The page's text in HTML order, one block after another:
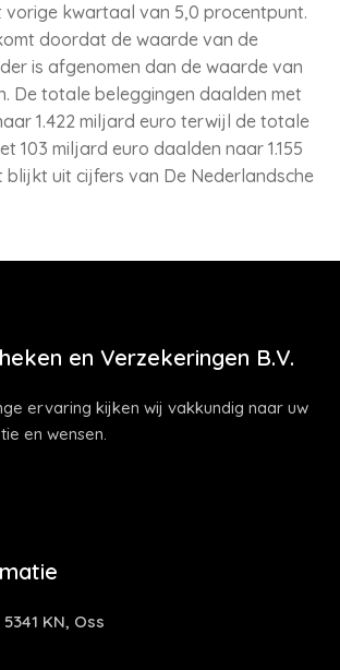
vorige kwartaal van 5,0 procentpunt.
doordat de waarde van de
is afgenomen dan de waarde van
De totale beleggingen daalden met
1.422 miljard euro terwijl de totale
103 miljard euro daalden naar 1.155
blijkt uit cijfers van De Nederlandsche
en Verzekeringen B.V.
ervaring kijken wij vakkundig naar uw
en wensen.
KN, Oss